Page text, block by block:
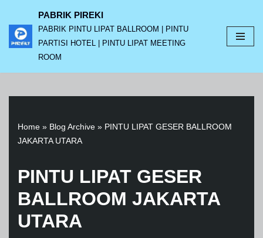
Lompat
ke
PABRIK PIREKI
PABRIK PINTU LIPAT BALLROOM | PINTU
PARTISI HOTEL | PINTU LIPAT MEETING
ROOM
Home » Blog Archive » PINTU LIPAT GESER BALLROOM
JAKARTA UTARA
PINTU LIPAT GESER
BALLROOM JAKARTA
UTARA